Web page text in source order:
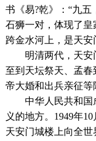
书《易?乾》：“九
石狮一对，体现了
跨金水河上，是天安
明清两代，天安
至到天坛祭天、孟
帝大婚和出兵亲征等
中华人民共和国
义的地方。1949年
天安门城楼上向全